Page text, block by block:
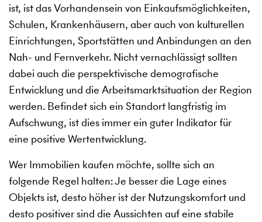
ist, ist das Vorhandensein von Einkaufsmöglichkeiten,
Schulen, Krankenhäusern, aber auch von kulturellen
Einrichtungen, Sportstätten und Anbindungen an den
Nah- und Fernverkehr. Nicht vernachlässigt sollten
dabei auch die perspektivische demografische
Entwicklung und die Arbeitsmarktsituation der Region
werden. Befindet sich ein Standort langfristig im
Aufschwung, ist dies immer ein guter Indikator für
eine positive Wertentwicklung.
Wer Immobilien kaufen möchte, sollte sich an
folgende Regel halten: Je besser die Lage eines
Objekts ist, desto höher ist der Nutzungskomfort und
desto positiver sind die Aussichten auf eine stabile